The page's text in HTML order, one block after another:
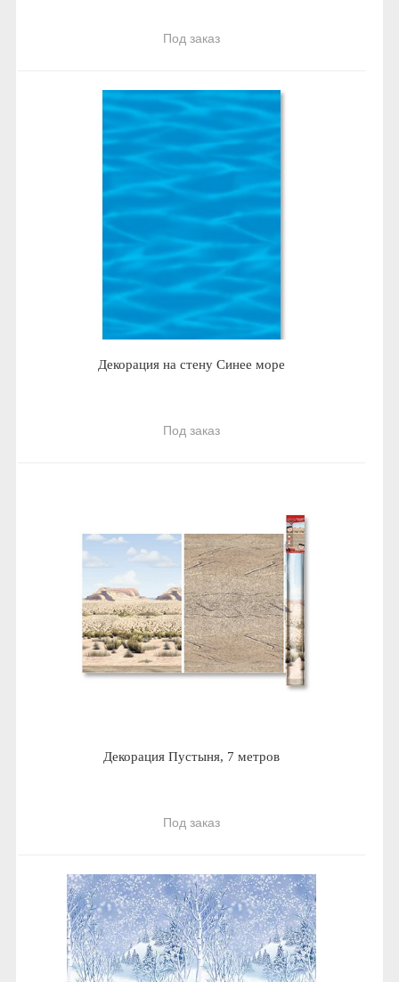
Под заказ
Декорация на стену Синее море
Под заказ
Декорация Пустыня, 7 метров
Под заказ